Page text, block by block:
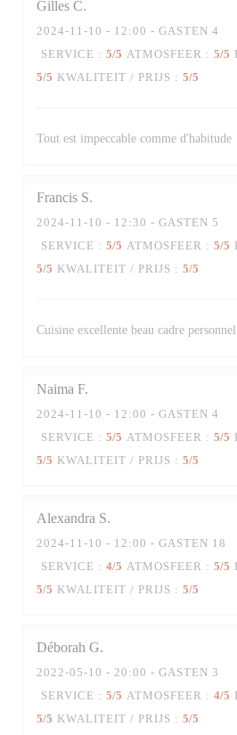
Gilles C
2024-11-10 - 12:00 - GASTEN 4
SERVICE : 5/5 ATMOSFEER : 5/5
5/5 KWALITEIT / PRIJS : 5/5
Tout est impeccable comme d'habitude
Francis S
2024-11-10 - 12:30 - GASTEN 5
SERVICE : 5/5 ATMOSFEER : 5/5
5/5 KWALITEIT / PRIJS : 5/5
Cuisine excellente beau cadre
Naima F
2024-11-10 - 12:00 - GASTEN 4
SERVICE : 5/5 ATMOSFEER : 5/5
5/5 KWALITEIT / PRIJS : 5/5
Alexandra S
2024-11-10 - 12:00 - GASTEN 18
SERVICE : 4/5 ATMOSFEER : 5/5
5/5 KWALITEIT / PRIJS : 5/5
Déborah G
2022-05-10 - 20:00 - GASTEN 3
SERVICE : 5/5 ATMOSFEER : 4/5
5/5 KWALITEIT / PRIJS : 5/5